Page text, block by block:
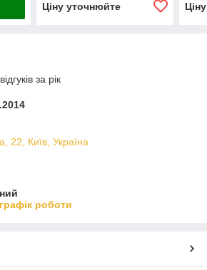
Ціну уточнюйте
за рік
22, Київ, Україна
роботи